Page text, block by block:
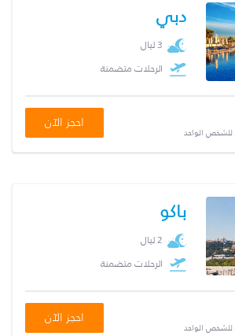
دبي
3 ليال
الرحلات متضمنة
للشخص الواحد
احجز الآن
باكو
2 ليال
الرحلات متضمنة
للشخص الواحد
احجز الآن